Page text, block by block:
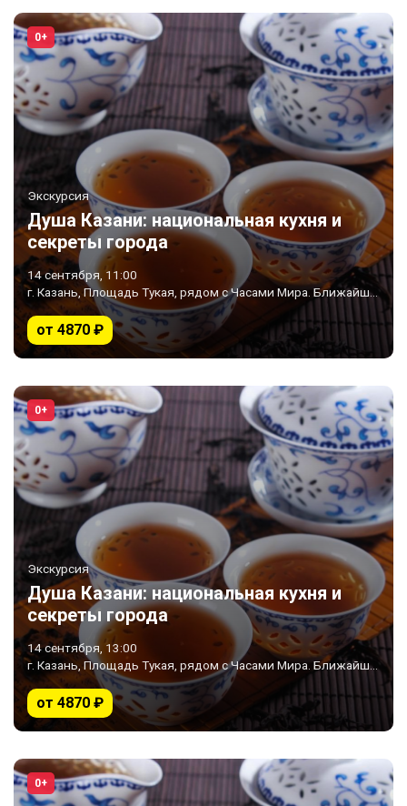
0+
Экскурсия
Душа Казани: национальная кухня и
секреты города
14 сентября, 11:00
г. Казань, Площадь Тукая, рядом с Часами Мира. Ближайшее метро «Площадь Тукая»
от 4870 ₽
0+
Экскурсия
Душа Казани: национальная кухня и
секреты города
14 сентября, 13:00
г. Казань, Площадь Тукая, рядом с Часами Мира. Ближайшее метро «Площадь Тукая»
от 4870 ₽
0+